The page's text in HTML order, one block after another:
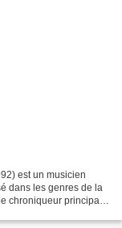
est un musicien
dans les genres de la
chroniqueur principal